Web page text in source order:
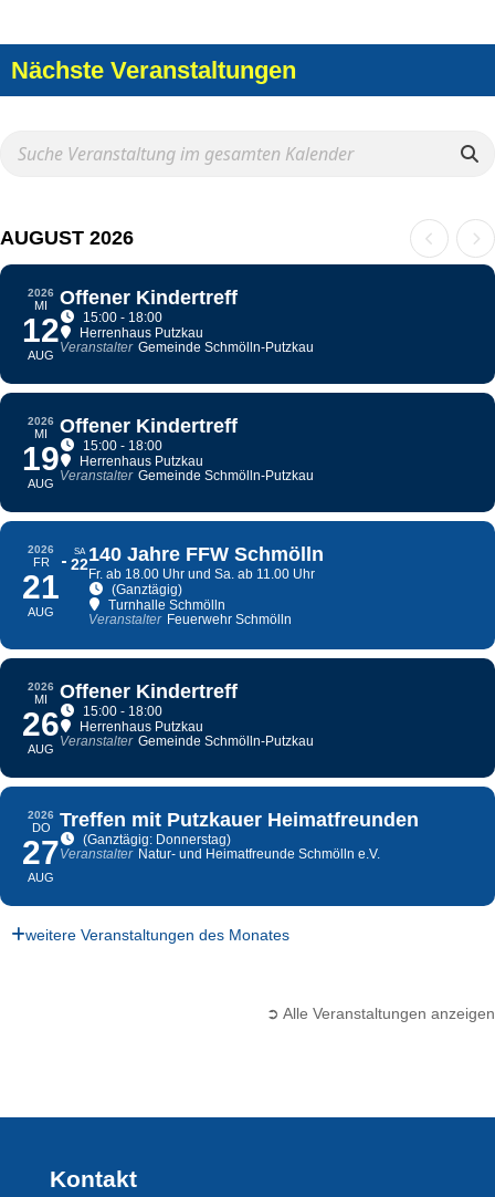
Nächste Veranstaltungen
AUGUST 2026
2026
MI
12
AUG
Offener Kindertreff
15:00 - 18:00
Herrenhaus Putzkau
Veranstalter Gemeinde Schmölln-Putzkau
2026
MI
19
AUG
Offener Kindertreff
15:00 - 18:00
Herrenhaus Putzkau
Veranstalter Gemeinde Schmölln-Putzkau
2026
FR
21
AUG
SA
22140 Jahre FFW Schmölln
Fr. ab 18.00 Uhr und Sa. ab 11.00 Uhr
(Ganztägig)
Turnhalle Schmölln
Veranstalter Feuerwehr Schmölln
2026
MI
26
AUG
Offener Kindertreff
15:00 - 18:00
Herrenhaus Putzkau
Veranstalter Gemeinde Schmölln-Putzkau
2026
DO
27
AUG
Treffen mit Putzkauer Heimatfreunden
(Ganztägig: Donnerstag)
Veranstalter Natur- und Heimatfreunde Schmölln e.V.
weitere Veranstaltungen des Monates
➲ Alle Veranstaltungen anzeigen
Kontakt